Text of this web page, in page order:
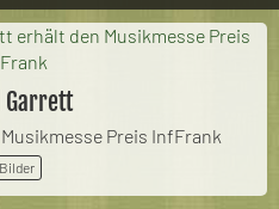
Garrett
Preis InfFrank